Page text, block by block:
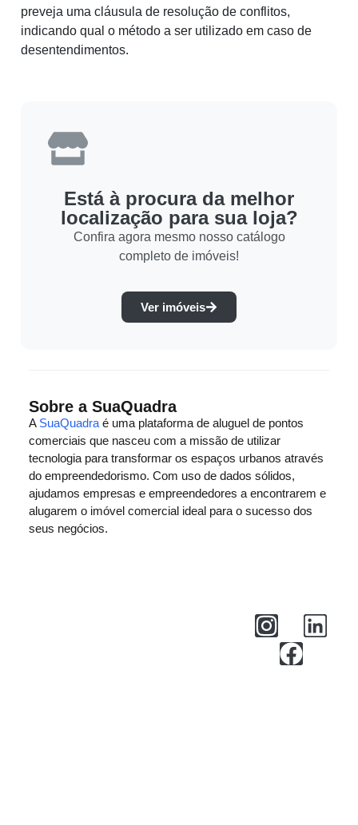
preveja uma cláusula de resolução de conflitos,
indicando qual o método a ser utilizado em caso de
desentendimentos.
Está à procura da melhor
localização para sua loja?
Confira agora mesmo nosso catálogo
completo de imóveis!
Ver imóveis
Sobre a SuaQuadra
A SuaQuadra é uma plataforma de aluguel de pontos
comerciais que nasceu com a missão de utilizar
tecnologia para transformar os espaços urbanos através
do empreendedorismo. Com uso de dados sólidos,
ajudamos empresas e empreendedores a encontrarem e
alugarem o imóvel comercial ideal para o sucesso dos
seus negócios.